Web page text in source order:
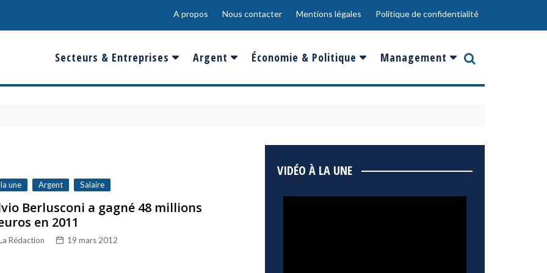
A propos Nous contacter Mentions légales Politique de confidentialité
Secteurs & Entreprises
Banques & Finances
Défense & Aéronautique
Santé & Biotechnologie
Technologies & Médias
Argent
Salaire
Epargne & Placements
Économie & Politique
France
Management
Innovation
une Argent Salaire
Berlusconi a gagné 48 millions
en 2011
Rédaction 19 mars 2012
VIDÉO À LA UNE